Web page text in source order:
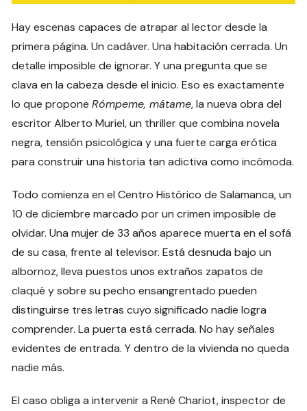
Hay escenas capaces de atrapar al lector desde la
primera página. Un cadáver. Una habitación cerrada. Un
detalle imposible de ignorar. Y una pregunta que se
clava en la cabeza desde el inicio. Eso es exactamente
lo que proponeRómpeme, mátame, la nueva obra del
escritor Alberto Muriel, un thriller que combina novela
negra, tensión psicológica y una fuerte carga erótica
para construir una historia tan adictiva como incómoda.
Todo comienza en el Centro Histórico de Salamanca, un
10 de diciembre marcado por un crimen imposible de
olvidar. Una mujer de 33 años aparece muerta en el sofá
de su casa, frente al televisor. Está desnuda bajo un
albornoz, lleva puestos unos extraños zapatos de
claqué y sobre su pecho ensangrentado pueden
distinguirse tres letras cuyo significado nadie logra
comprender. La puerta está cerrada. No hay señales
evidentes de entrada. Y dentro de la vivienda no queda
nadie más.
El caso obliga a intervenir a René Chariot, inspector de